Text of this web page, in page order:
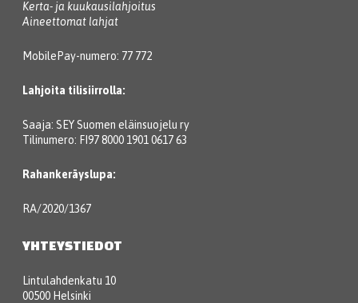
Kerta- ja kuukausilahjoitus
Aineettomat lahjat
MobilePay-numero: 77 772
Lahjoita tilisiirrolla:
Saaja: SEY Suomen eläinsuojelu ry
Tilinumero: FI97 8000 1901 0617 63
Rahankeräyslupa:
RA/2020/1367
YHTEYSTIEDOT
Lintulahdenkatu 10
00500 Helsinki